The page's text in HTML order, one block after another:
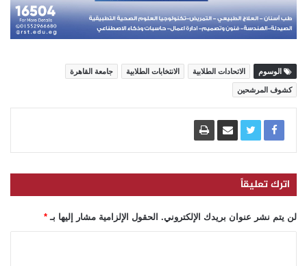
الوسوم الاتحادات الطلابية الانتخابات الطلابية جامعة القاهرة
كشوف المرشحين
اترك تعليقاً
لن يتم نشر عنوان بريدك الإلكتروني. الحقول الإلزامية مشار إليها بـ *